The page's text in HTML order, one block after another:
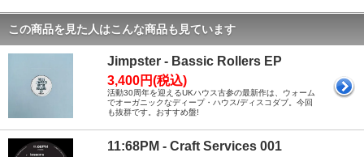
この商品を見た人はこんな商品も見ています
Jimpster - Bassic Rollers EP
3,400円(税込)
活動30周年を迎えるUKハウス古参の最新作は、ウォーム
でオーガニックなディープ・ハウス/ディスコダブ。今回
も抜群です。おすすめ盤!
11:68PM - Craft Services 001